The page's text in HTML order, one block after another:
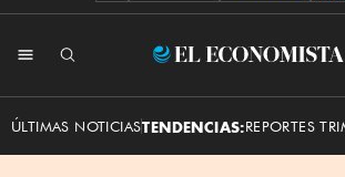
El
ÚLTIMAS NOTICIASTENDENCIAS:REPORTES